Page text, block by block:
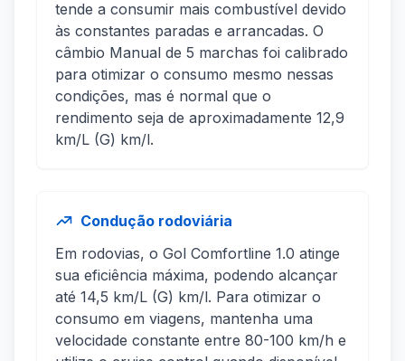
tende a consumir mais combustível devido
às constantes paradas e arrancadas. O
câmbio Manual de 5 marchas foi calibrado
para otimizar o consumo mesmo nessas
condições, mas é normal que o
rendimento seja de aproximadamente 12,9
km/L (G) km/l.
Condução rodoviária
Em rodovias, o Gol Comfortline 1.0 atinge
sua eficiência máxima, podendo alcançar
até 14,5 km/L (G) km/l. Para otimizar o
consumo em viagens, mantenha uma
velocidade constante entre 80-100 km/h e